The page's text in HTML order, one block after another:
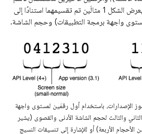
إصدار التطبيق (3.1.0). يعرض الشكل 1 مثالَين تم تقسيمهما استنادًا إلى
واجهة برمجة التطبيقات) وحجم الشاشة.
الإصدارات، باستخدام أول رقمَين لمستوى واجهة
والثالث لحجم الشاشة الأدنى والقصوى (يشير
حجم من الأحجام الأربعة) أو للإشارة إلى تنسيقات النسيج